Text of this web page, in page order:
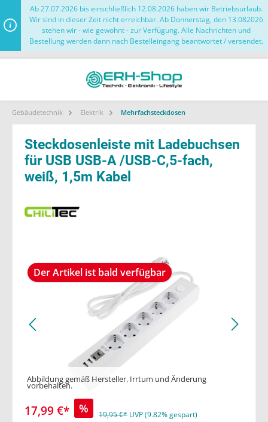
Ab 27.07.2026 bis einschließlich 12.08.2026 haben wir Betriebsurlaub.
Wir sind in dieser Zeit nicht erreichbar. Ab Donnerstag, den 13.082026
stehen wir - wie gewohnt - zur Verfügung. Alle Nachrichten und
Bestellung werden dann nach Bestelleingang beantwortet / versendet.
Gebäudetechnik Elektrik Mehrfachsteckdosen
Steckdosenleiste mit Ladebuchsen
für USB USB-A /USB-C,5-fach,
weiß, 1,5m Kabel
Der Artikel ist bald verfügbar
Abbildung gemäß Hersteller. Irrtum und Änderung
vorbehalten.
17,99 €* % 19,95 €* UVP (9.82% gespart)